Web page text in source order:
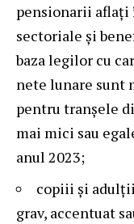
pensionarii aflați
sectoriale și
baza legilor cu
nete lunare sunt
pentru tranșele
mai mici sau
anul 2023;
copiii și
grav, accentuat